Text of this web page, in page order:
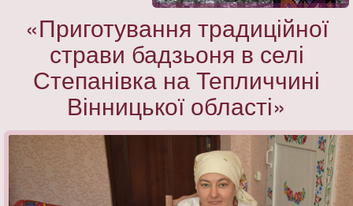
«Приготування традиційної
страви бадзьоня в селі
Степанівка на Тепличчині
Вінницької області»